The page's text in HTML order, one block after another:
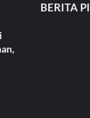
BERITA